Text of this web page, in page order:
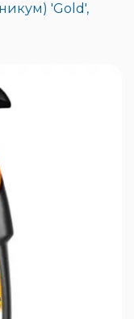
'Gold',